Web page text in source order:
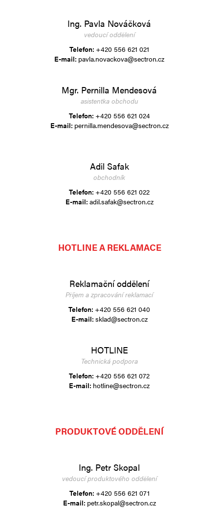
Ing. Pavla Nováčková
vedoucí oddělení
Telefon: +420 556 621 021
E-mail: pavla.novackova@sectron.cz
Mgr. Pernilla Mendesová
asistentka obchodu
Telefon: +420 556 621 024
E-mail: pernilla.mendesova@sectron.cz
Adil Safak
obchodník
Telefon: +420 556 621 022
E-mail: adil.safak@sectron.cz
HOTLINE A REKLAMACE
Reklamační oddělení
Příjem a zpracování reklamací
Telefon: +420 556 621 040
E-mail: sklad@sectron.cz
HOTLINE
Technická podpora
Telefon: +420 556 621 072
E-mail: hotline@sectron.cz
PRODUKTOVÉ ODDĚLENÍ
Ing. Petr Skopal
vedoucí produktového oddělení
Telefon: +420 556 621 071
E-mail: petr.skopal@sectron.cz